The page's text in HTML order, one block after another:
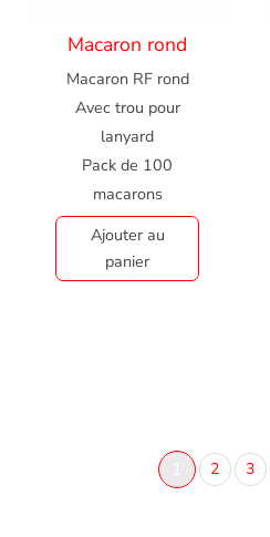
Macaron rond
Macaron RF rond
Avec trou pour
lanyard
Pack de 100
macarons
Ajouter au
panier
2 3